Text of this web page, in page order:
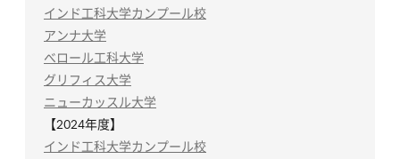
インド工科大学カンプール校
アンナ大学
べロール工科大学
グリフィス大学
ニューカッスル大学
【2024年度】
インド工科大学カンプール校